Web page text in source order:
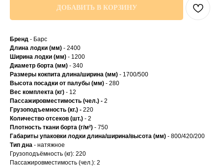
ДОБАВИТЬ В КОРЗИНУ
Бренд - Барс
Длина лодки (мм) - 2400
Ширина лодки (мм) - 1200
Диаметр борта (мм) - 340
Размеры кокпита длина/ширина (мм) - 1700/500
Высота посадки от палубы (мм) - 280
Вес комплекта (кг) - 12
Пассажировместимость (чел.) - 2
Грузоподъемность (кг.) - 220
Количество отсеков (шт.) - 2
Плотность ткани борта (г/м²) - 750
Габариты упаковки лодки длина/ширина/высота (мм) - 800/420/200
Тип дна - натяжное
Грузоподъёмность (кг): 220
Пассажировместимость (чел.): 2